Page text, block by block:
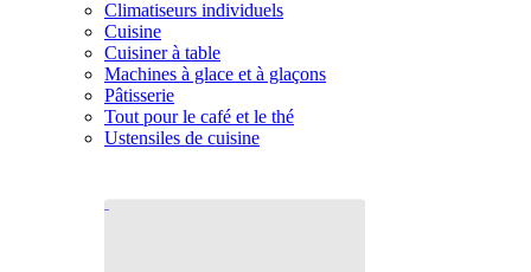
Climatiseurs individuels
Cuisine
Cuisiner à table
Machines à glace et à glaçons
Pâtisserie
Tout pour le café et le thé
Ustensiles de cuisine